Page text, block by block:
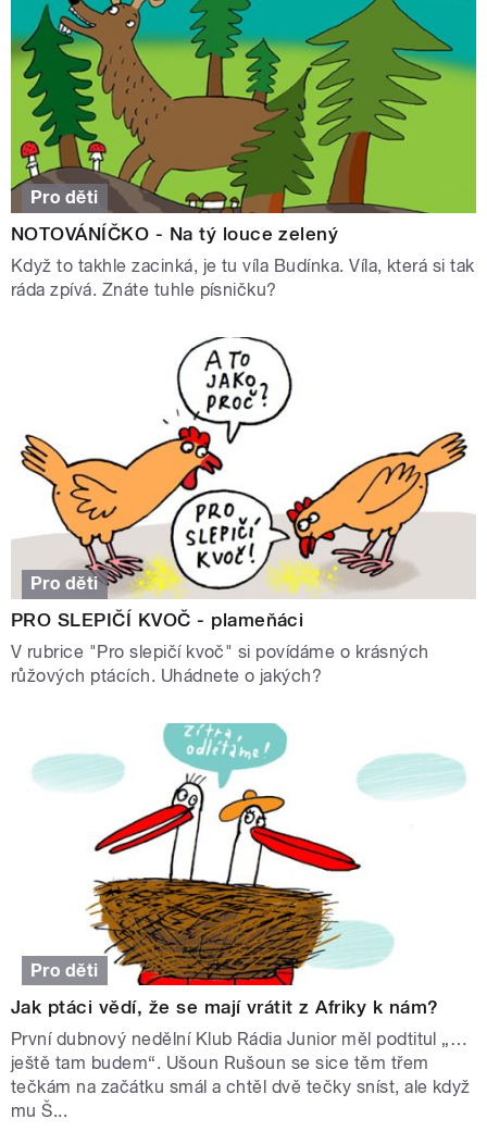
Pro děti
NOTOVÁNÍČKO - Na tý louce zelený
Když to takhle zacinká, je tu víla Budínka. Víla, která si tak
ráda zpívá. Znáte tuhle písničku?
Pro děti
PRO SLEPIČÍ KVOČ - plameňáci
V rubrice "Pro slepičí kvoč" si povídáme o krásných
růžových ptácích. Uhádnete o jakých?
Pro děti
Jak ptáci vědí, že se mají vrátit z Afriky k nám?
První dubnový nedělní Klub Rádia Junior měl podtitul „…
ještě tam budem“. Ušoun Rušoun se sice těm třem
tečkám na začátku smál a chtěl dvě tečky sníst, ale když
mu Š...